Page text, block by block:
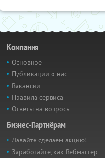
Компания
Основное
Публикации о нас
Вакансии
Правила сервиса
Ответы на вопросы
Бизнес-Партнёрам
Давайте сделаем акцию!
Заработайте, как Вебмастер